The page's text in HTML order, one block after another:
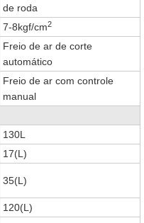
de roda
7-8kgf/cm2
Freio de ar de corte
automático
Freio de ar com controle
manual
130L
17(L)
35(L)
120(L)